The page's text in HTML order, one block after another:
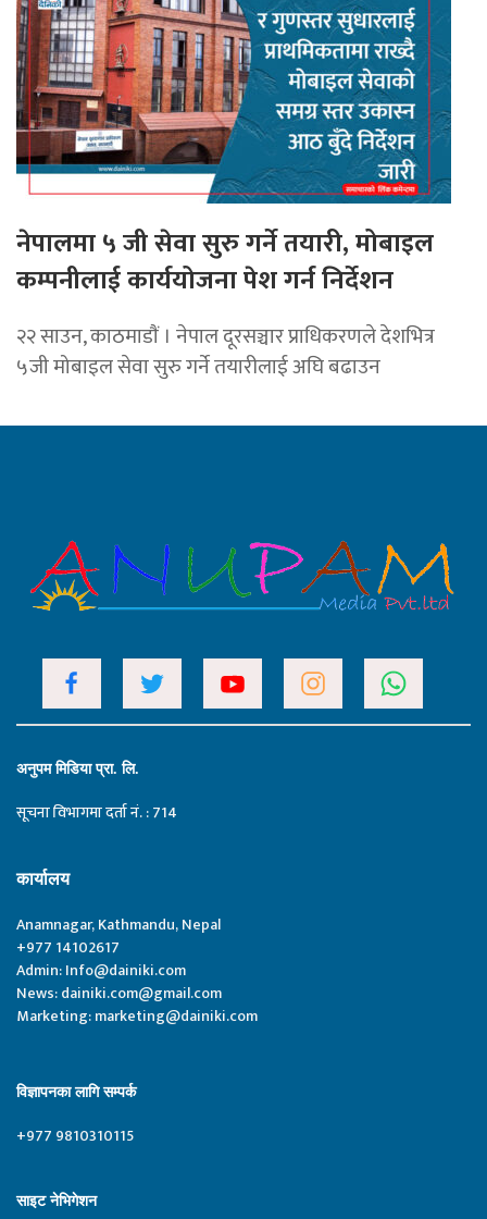
नेपालमा ५ जी सेवा सुरु गर्ने तयारी, मोबाइल
कम्पनीलाई कार्ययोजना पेश गर्न निर्देशन
२२ साउन, काठमाडाैं । नेपाल दूरसञ्चार प्राधिकरणले देशभित्र
५जी मोबाइल सेवा सुरु गर्ने तयारीलाई अघि बढाउन
अनुपम मिडिया प्रा. लि.
सूचना विभागमा दर्ता नं. : 714
कार्यालय
Anamnagar, Kathmandu, Nepal
+977 14102617
Admin:Info@dainiki.com
News:dainiki.com@gmail.com
Marketing:marketing@dainiki.com
विज्ञापनका लागि सम्पर्क
+977 9810310115
साइट नेभिगेशन